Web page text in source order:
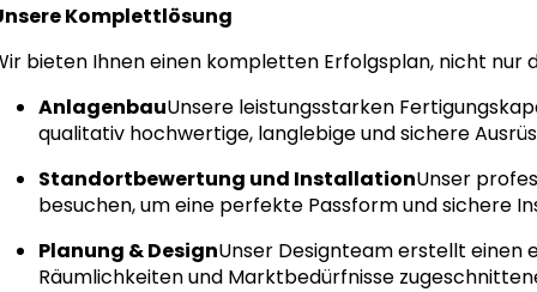
Komplettlösung
bieten Ihnen einen kompletten Erfolgsplan, nicht nur
AnlagenbauUnsere leistungsstarken
qualitativ hochwertige, langlebige und sichere
Standortbewertung und InstallationUnser
besuchen, um eine perfekte Passform und sichere
Planung & DesignUnser Designteam erstellt einen
Räumlichkeiten und Marktbedürfnisse